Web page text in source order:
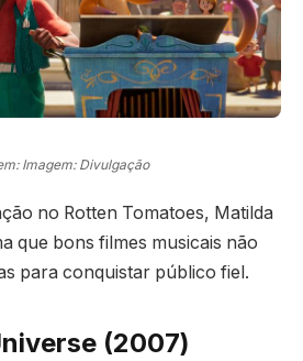
Imagem: Divulgação
no Rotten Tomatoes, Matilda
que bons filmes musicais não
para conquistar público fiel.
(2007)